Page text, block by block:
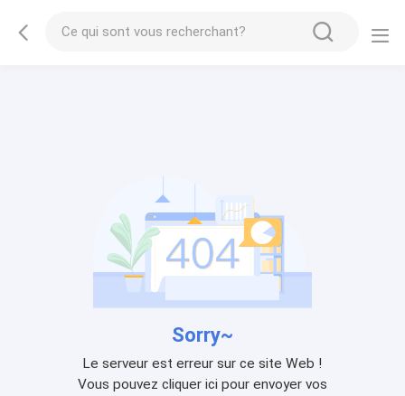
Sorry~
Le serveur est erreur sur ce site Web !
Vous pouvez cliquer ici pour envoyer vos